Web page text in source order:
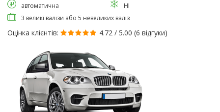
автоматична
НІ
3 великі валізи або 5 невеликих валіз
Оцінка клієнтів: 4.72 / 5.00 (6 відгуки)